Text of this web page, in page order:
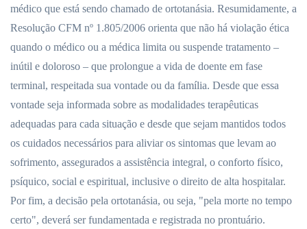
médico que está sendo chamado de ortotanásia. Resumidamente, a
Resolução CFM nº 1.805/2006 orienta que não há violação ética
quando o médico ou a médica limita ou suspende tratamento –
inútil e doloroso – que prolongue a vida de doente em fase
terminal, respeitada sua vontade ou da família. Desde que essa
vontade seja informada sobre as modalidades terapêuticas
adequadas para cada situação e desde que sejam mantidos todos
os cuidados necessários para aliviar os sintomas que levam ao
sofrimento, assegurados a assistência integral, o conforto físico,
psíquico, social e espiritual, inclusive o direito de alta hospitalar.
Por fim, a decisão pela ortotanásia, ou seja, "pela morte no tempo
certo", deverá ser fundamentada e registrada no prontuário.